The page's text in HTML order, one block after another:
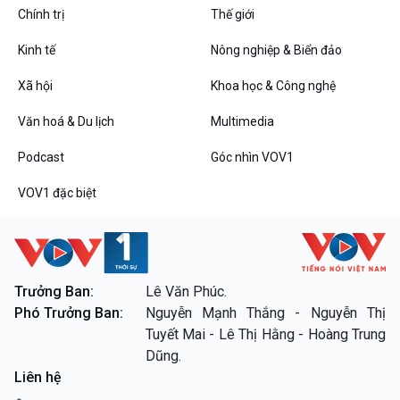
360 độ Sức khỏe
Chuyển đổi Xanh
Chuyên gia của bạn
Bước chân đến trường
Kết nối công nghệ
Sống chung với biến đổi
Văn hoá & Du lịch
Tin Văn hoá & Du lịch
Câu chuyện Thể thao
Multimedia
Podcast
Góc nhìn VOV1
Bình luận
10 phút Sự kiện - Luận bàn
Chính trị Thế giới
Kinh tế Nông nghiệp & Biển đảo
Xã hội Khoa học & Công nghệ
Văn hoá & Du lịch Multimedia
Podcast Góc nhìn VOV1
VOV1 đặc biệt
Trưởng Ban:
Lê Văn Phúc.
Phó Trưởng Ban:
Nguyễn Mạnh Thắng - Nguyễn Thị
Tuyết Mai - Lê Thị Hằng - Hoàng Trung
Dũng.
Liên hệ